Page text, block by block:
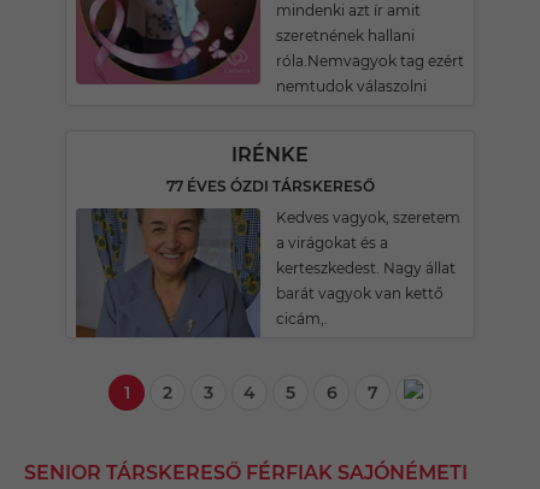
mindenki azt ír amit
szeretnének hallani
róla.Nemvagyok tag ezért
nemtudok válaszolni
IRÉNKE
77 ÉVES ÓZDI TÁRSKERESŐ
Kedves vagyok, szeretem
a virágokat és a
kerteszkedest. Nagy állat
barát vagyok van kettő
cicám,.
1 2 3 4 5 6 7
SENIOR TÁRSKERESŐ FÉRFIAK SAJÓNÉMETI